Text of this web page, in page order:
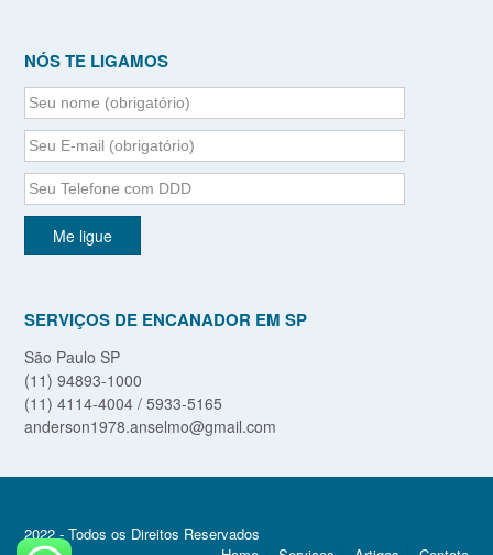
NÓS TE LIGAMOS
SERVIÇOS DE ENCANADOR EM SP
São Paulo SP
(11) 94893-1000
(11) 4114-4004 / 5933-5165
anderson1978.anselmo@gmail.com
2022 - Todos os Direitos Reservados